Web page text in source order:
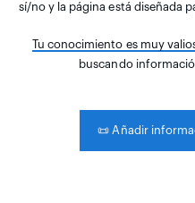
sí/no y la página está diseñada
Tu conocimiento es muy
buscando
📜 Añadir